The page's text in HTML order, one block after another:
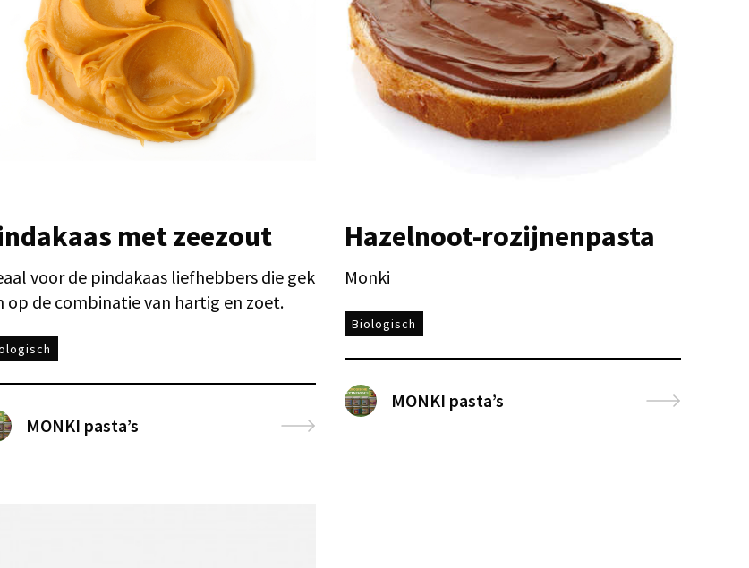
met zeezout
voor de pindakaas liefhebbers die gek
op de combinatie van hartig en zoet.
MONKI pasta’s
Hazelnoot-rozijnenpasta
Monki
Biologisch
MONKI pasta’s